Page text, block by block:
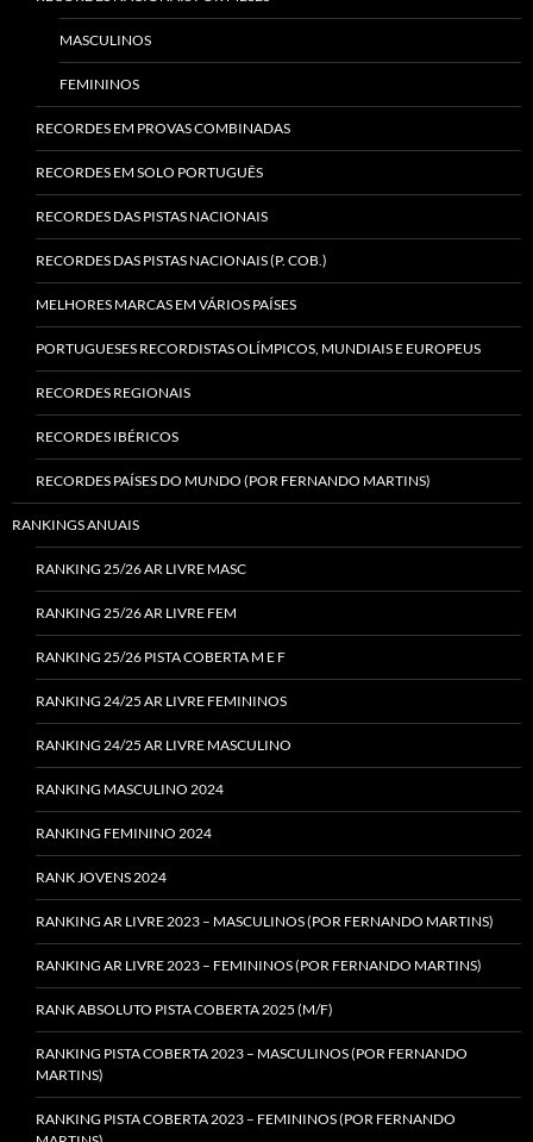
MASCULINOS
FEMININOS
RECORDES EM PROVAS COMBINADAS
RECORDES EM SOLO PORTUGUÊS
RECORDES DAS PISTAS NACIONAIS
RECORDES DAS PISTAS NACIONAIS (P. COB.)
MELHORES MARCAS EM VÁRIOS PAÍSES
PORTUGUESES RECORDISTAS OLÍMPICOS, MUNDIAIS E EUROPEUS
RECORDES REGIONAIS
RECORDES IBÉRICOS
RECORDES PAÍSES DO MUNDO (POR FERNANDO MARTINS)
RANKINGS ANUAIS
RANKING 25/26 AR LIVRE MASC
RANKING 25/26 AR LIVRE FEM
RANKING 25/26 PISTA COBERTA M E F
RANKING 24/25 AR LIVRE FEMININOS
RANKING 24/25 AR LIVRE MASCULINO
RANKING MASCULINO 2024
RANKING FEMININO 2024
RANK JOVENS 2024
RANKING AR LIVRE 2023 – MASCULINOS (POR FERNANDO MARTINS)
RANKING AR LIVRE 2023 – FEMININOS (POR FERNANDO MARTINS)
RANK ABSOLUTO PISTA COBERTA 2025 (M/F)
RANKING PISTA COBERTA 2023 – MASCULINOS (POR FERNANDO
MARTINS)
RANKING PISTA COBERTA 2023 – FEMININOS (POR FERNANDO